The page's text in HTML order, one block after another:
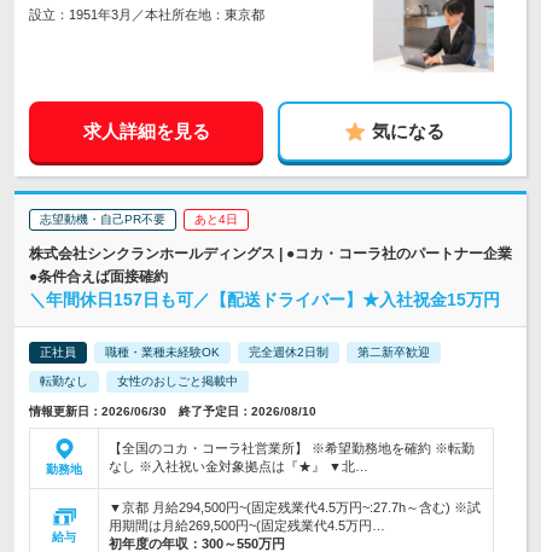
設立：1951年3月／本社所在地：東京都
求人詳細を見る 気になる
志望動機・自己PR不要 あと4日
株式会社シンクランホールディングス | ●コカ・コーラ社のパートナー企業
●条件合えば面接確約
＼年間休日157日も可／【配送ドライバー】★入社祝金15万円
正社員 職種・業種未経験OK 完全週休2日制 第二新卒歓迎
転勤なし 女性のおしごと掲載中
情報更新日：2026/06/30 終了予定日：2026/08/10
勤務地
【全国のコカ・コーラ社営業所】 ※希望勤務地を確約 ※転勤
なし ※入社祝い金対象拠点は『★』 ▼北…
給与
▼京都 月給294,500円~(固定残業代4.5万円~:27.7h～含む) ※試
用期間は月給269,500円~(固定残業代4.5万円…
初年度の年収： 300～550万円